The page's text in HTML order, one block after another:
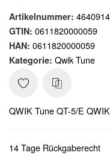
Artikelnummer:
GTIN: 0611820000059
HAN: 0611820000059
Kategorie: Qwik Tune
QWIK Tune QT-5/E
14 Tage Rückgaberecht